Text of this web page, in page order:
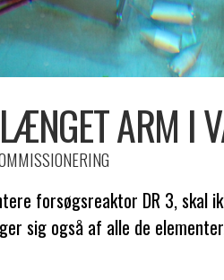
ARM I
forsøgsreaktor DR 3, skal
sig også af alle de